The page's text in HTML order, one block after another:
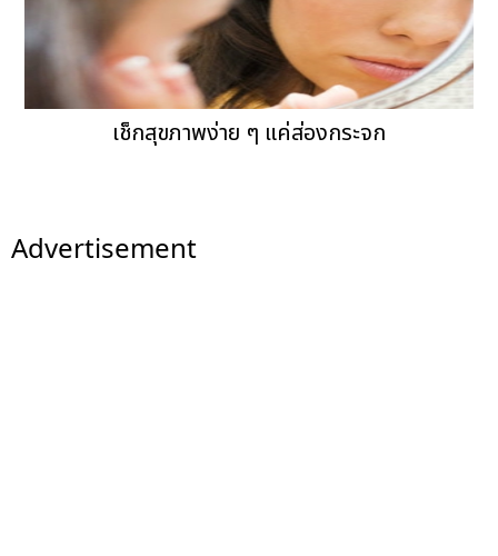
เช็กสุขภาพง่าย ๆ แค่ส่องกระจก
Advertisement